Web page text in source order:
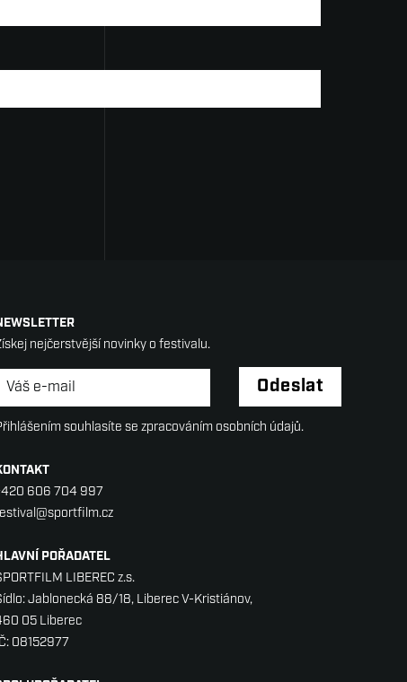
nejčerstvější novinky o festivalu.
Newsletter * Odeslat
souhlasíte se zpracováním osobních údajů.
606 704 997
POŘADATEL
LIBEREC z.s.
Jablonecká 88/18, Liberec V-Kristiánov,
05 Liberec
08152977